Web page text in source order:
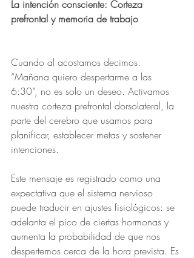
La intención consciente: Corteza
prefrontal y memoria de trabajo
Cuando al acostarnos decimos:
“Mañana quiero despertarme a las
6:30”, no es solo un deseo. Activamos
nuestra corteza prefrontal dorsolateral, la
parte del cerebro que usamos para
planificar, establecer metas y sostener
intenciones.
Este mensaje es registrado como una
expectativa que el sistema nervioso
puede traducir en ajustes fisiológicos: se
adelanta el pico de ciertas hormonas y
aumenta la probabilidad de que nos
despertemos cerca de la hora prevista. Es